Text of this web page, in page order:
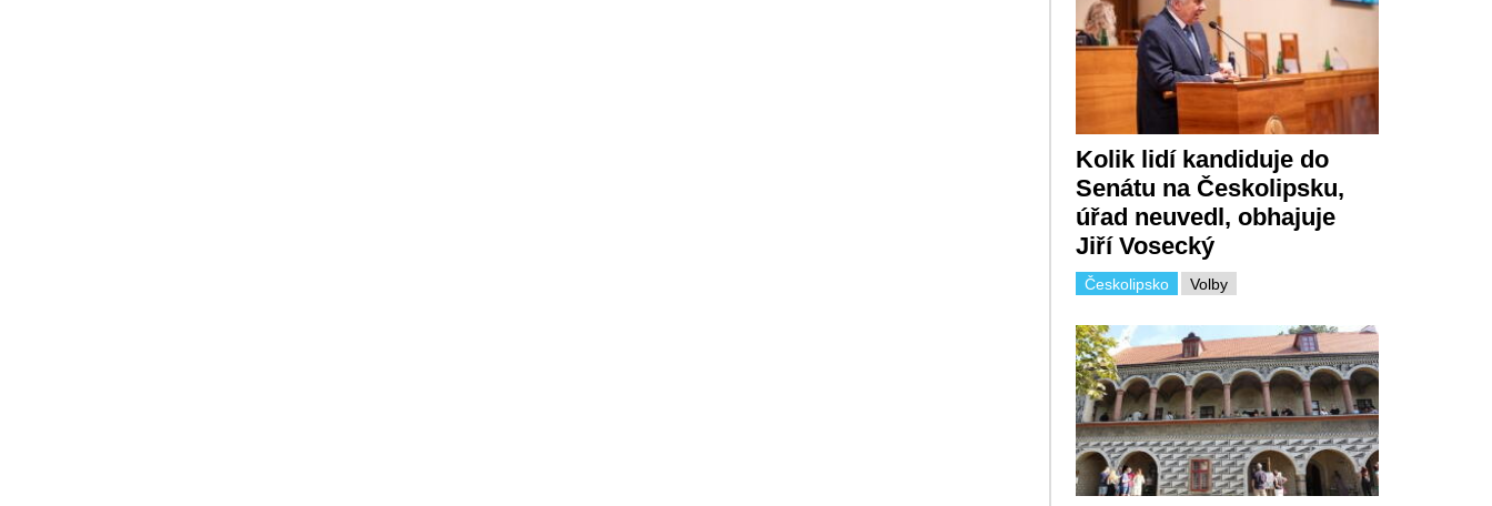
Kolik lidí kandiduje do
Senátu na Českolipsku,
úřad neuvedl, obhajuje
Jiří Vosecký
Českolipsko Volby